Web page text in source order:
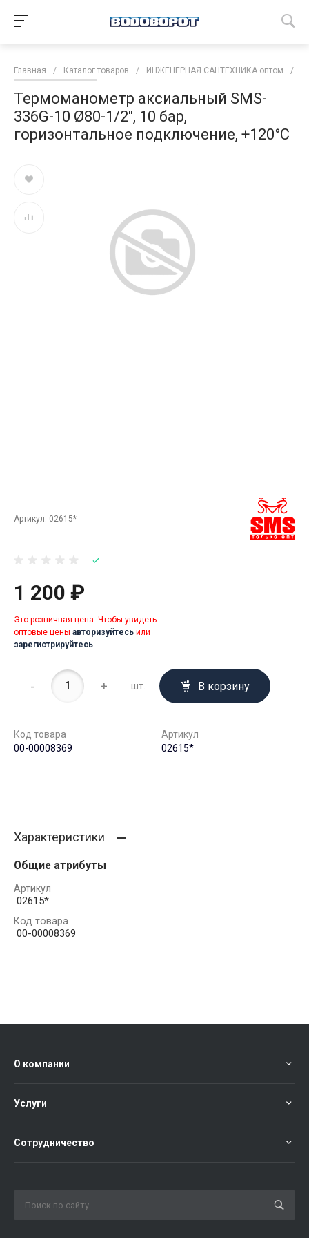
Главная / Каталог товаров / ИНЖЕНЕРНАЯ САНТЕХНИКА оптом /
Термоманометр аксиальный SMS-
336G-10 Ø80-1/2", 10 бар,
горизонтальное подключение, +120°C
Артикул: 02615*
1 200 ₽
Это розничная цена. Чтобы увидеть
оптовые цены авторизуйтесь или
зарегистрируйтесь
- + шт. В корзину
Код товара
00-00008369
Артикул
02615*
Характеристики
Общие атрибуты
Артикул
02615*
Код товара
00-00008369
О компании
Услуги
Сотрудничество